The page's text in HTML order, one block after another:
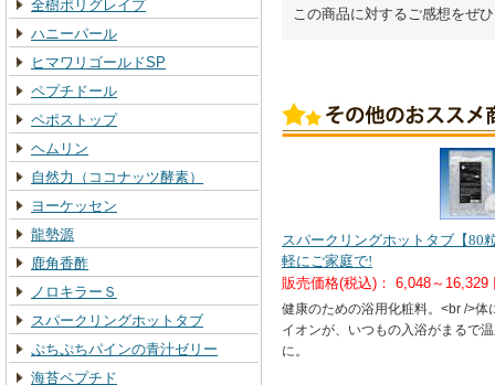
全樹ポリグレイプ
ハニーパール
ヒマワリゴールドSP
ペプチドール
ペポストップ
ヘムリン
自然力（ココナッツ酵素）
ヨーケッセン
龍勢源
鹿角香酢
ノロキラーＳ
スパークリングホットタブ
ぷちぷちパインの青汁ゼリー
海苔ペプチド
この商品に対するご感想をぜ
スパークリングホットタブ【
軽にご家庭で!
販売価格(税込)： 6,048～16,329
健康のための浴用化粧料。<br />体
イオンが、いつもの入浴がまるで
に。